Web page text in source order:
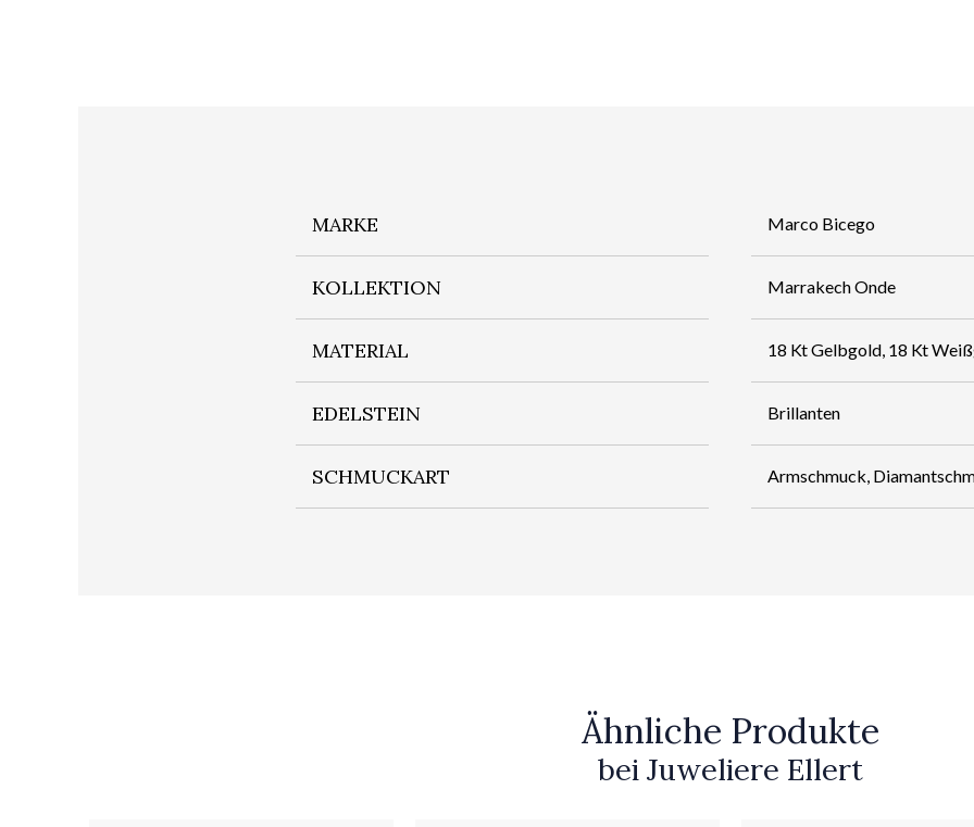
MARKE Marco Bicego
KOLLEKTION Marrakech Onde
MATERIAL 18 Kt Gelbgold, 18 Kt
EDELSTEIN Brillanten
SCHMUCKART Armschmuck,
Ähnliche Produkte
bei Juweliere Ellert